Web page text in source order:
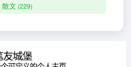
散文 (229)